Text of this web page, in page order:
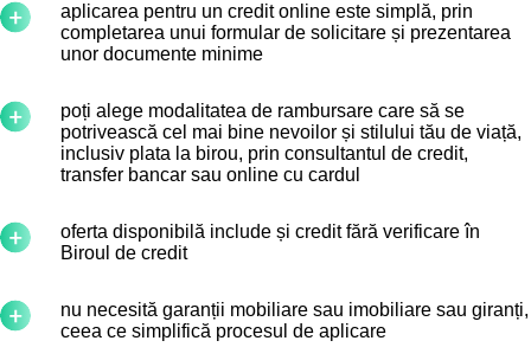
aplicarea pentru un credit online este simplă, prin
completarea unui formular de solicitare și prezentarea
unor documente minime
poți alege modalitatea de rambursare care să se
potrivească cel mai bine nevoilor și stilului tău de viață,
inclusiv plata la birou, prin consultantul de credit,
transfer bancar sau online cu cardul
oferta disponibilă include și credit fără verificare în
Biroul de credit
nu necesită garanții mobiliare sau imobiliare sau giranți,
ceea ce simplifică procesul de aplicare